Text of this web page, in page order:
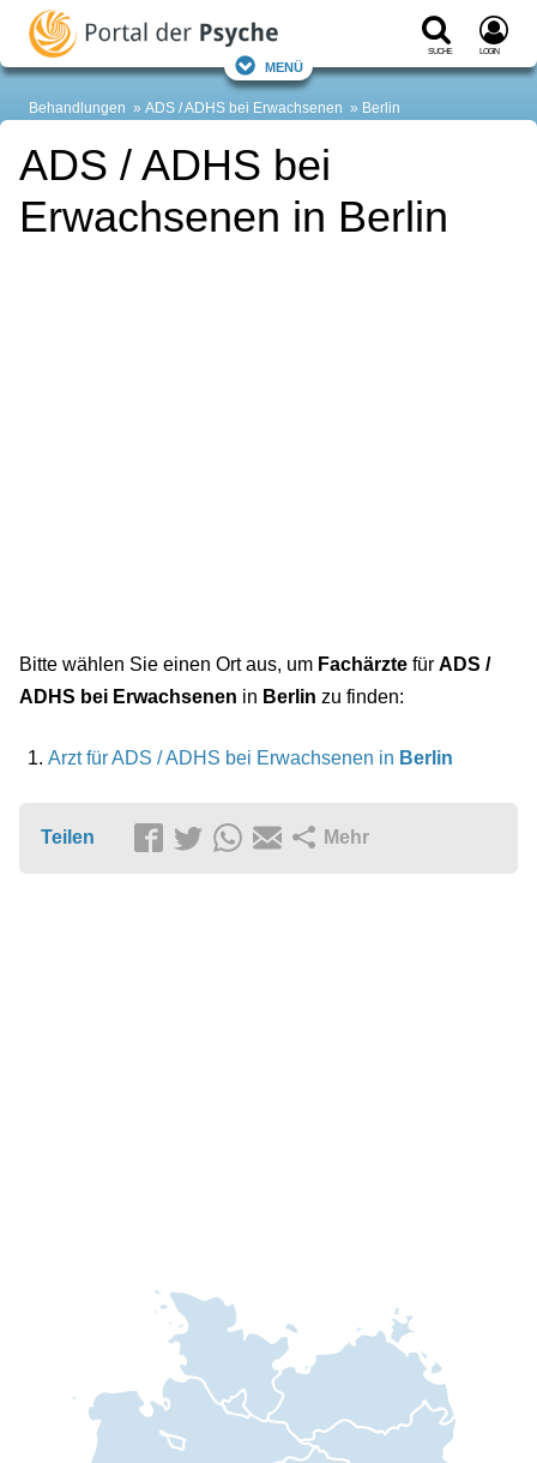
Suche Login
Menü
Behandlungen ADS / ADHS bei Erwachsenen Berlin
ADS / ADHS bei
Erwachsenen in Berlin
Bitte wählen Sie einen Ort aus, um Fachärzte für ADS /
ADHS bei Erwachsenen in Berlin zu finden:
Arzt für ADS / ADHS bei Erwachsenen in Berlin
Teilen Mehr